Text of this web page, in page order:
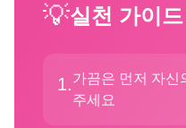
💡실천 가이드
1.가끔은 먼저 자신
주세요